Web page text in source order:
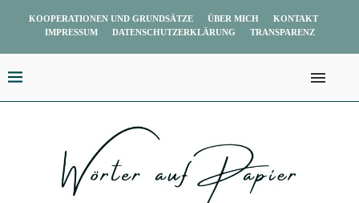
KOOPERATIONEN UND GRUNDSÄTZE ÜBER MICH
KONTAKT
IMPRESSUM
DATENSCHUTZERKLÄRUNG TRANSPARENZ